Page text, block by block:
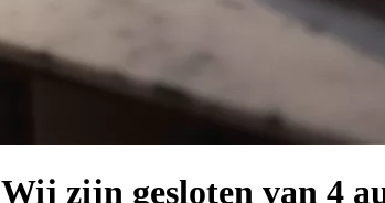
Wij zijn gesloten van 4